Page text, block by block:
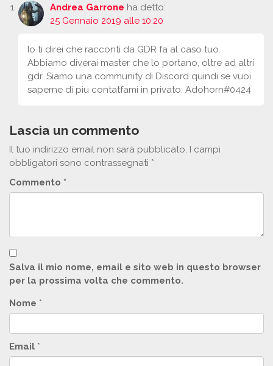
Andrea Garrone ha detto:
25 Gennaio 2019 alle 10:20
Io ti direi che racconti da GDR fa al caso tuo.
Abbiamo diverai master che lo portano, oltre ad altri
gdr. Siamo una community di Discord quindi se vuoi
saperne di piu contatfami in privato: Adohorn#0424
Lascia un commento
Il tuo indirizzo email non sarà pubblicato. I campi
obbligatori sono contrassegnati *
Commento *
Salva il mio nome, email e sito web in questo browser
per la prossima volta che commento.
Nome *
Email *